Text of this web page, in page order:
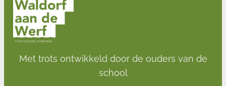
Met trots ontwikkeld door de ouders van de
school